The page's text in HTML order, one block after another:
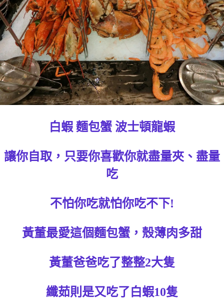
白蝦 麵包蟹 波士頓龍蝦
讓你自取，只要你喜歡你就盡量夾、盡量
吃
不怕你吃就怕你吃不下!
黃董最愛這個麵包蟹，殼薄肉多甜
黃董爸爸吃了整整2大隻
纖茹則是又吃了白蝦10隻